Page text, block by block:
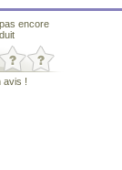
encore
avis !